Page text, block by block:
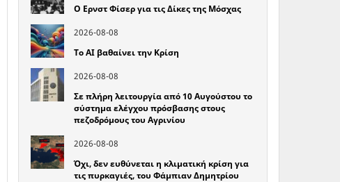
Ο Ερνστ Φίσερ για τις Δίκες της Μόσχας
2026-08-08
Το ΑΙ βαθαίνει την Κρίση
2026-08-08
Σε πλήρη λειτουργία από 10 Αυγούστου το
σύστημα ελέγχου πρόσβασης στους
πεζοδρόμους του Αγρινίου
2026-08-08
Όχι, δεν ευθύνεται η κλιματική κρίση για
τις πυρκαγιές, του Φάμπιαν Δημητρίου